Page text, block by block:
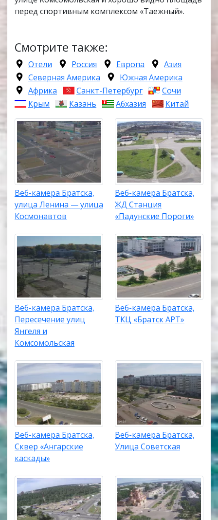
перед спортивным комплексом «Таежный».
Смотрите также:
Отели Россия Европа
Азия
Северная Америка
Южная Америка
Африка
Санкт-Петербург
Сочи
Крым
Казань Абхазия Китай
Веб-камера Братска,
улица Ленина — улица
Космонавтов
Веб-камера Братска,
ЖД Станция
«Падунские Пороги»
Веб-камера Братска,
Пересечение улиц
Янгеля и
Комсомольская
Веб-камера Братска,
ТКЦ «Братск АРТ»
Веб-камера Братска,
Сквер «Ангарские
каскады»
Веб-камера Братска,
Улица Советская